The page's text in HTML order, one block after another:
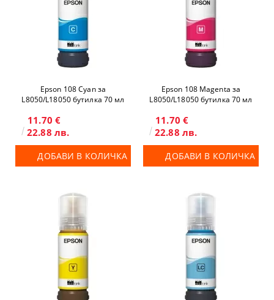
Epson 108 Cyan за
L8050/L18050 бутилка 70 мл
11.70 €
22.88 лв.
ДОБАВИ В КОЛИЧКА
Epson 108 Magenta за
L8050/L18050 бутилка 70 мл
11.70 €
22.88 лв.
ДОБАВИ В КОЛИЧКА